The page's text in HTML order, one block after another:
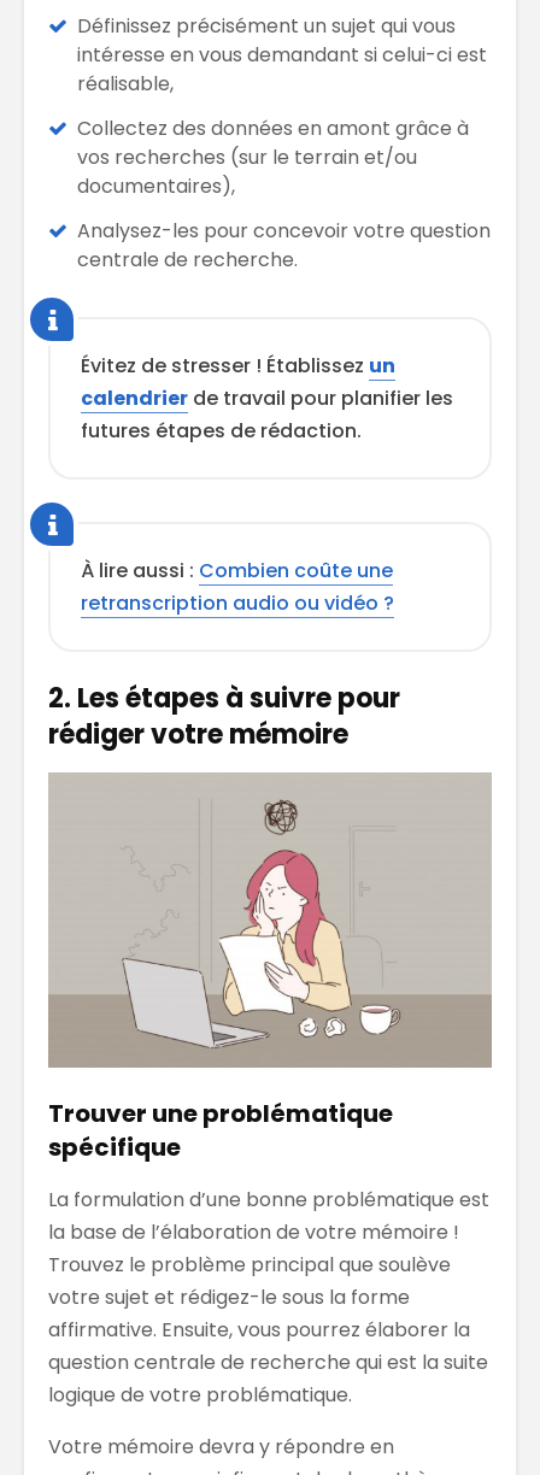
Définissez précisément un sujet qui vous
intéresse en vous demandant si celui-ci est
réalisable,
Collectez des données en amont grâce à
vos recherches (sur le terrain et/ou
documentaires),
Analysez-les pour concevoir votre question
centrale de recherche.
Évitez de stresser ! Établissez un
calendrier de travail pour planifier les
futures étapes de rédaction.
À lire aussi : Combien coûte une
retranscription audio ou vidéo ?
2. Les étapes à suivre pour
rédiger votre mémoire
Trouver une problématique
spécifique
La formulation d’une bonne problématique est
la base de l’élaboration de votre mémoire !
Trouvez le problème principal que soulève
votre sujet et rédigez-le sous la forme
affirmative. Ensuite, vous pourrez élaborer la
question centrale de recherche qui est la suite
logique de votre problématique.
Votre mémoire devra y répondre en